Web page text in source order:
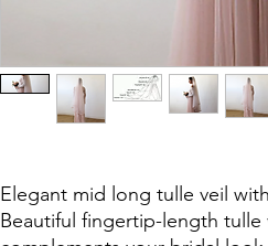
Elegant mid long tulle veil
Beautiful fingertip-length